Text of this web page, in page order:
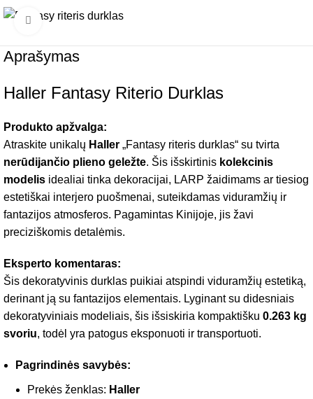
Click to enlarge
Aprašymas
Haller Fantasy Riterio Durklas
Produkto apžvalga:
Atraskite unikalų Haller „Fantasy riteris durklas“ su tvirta
nerūdijančio plieno geležte. Šis išskirtinis kolekcinis
modelis idealiai tinka dekoracijai, LARP žaidimams ar tiesiog
estetiškai interjero puošmenai, suteikdamas viduramžių ir
fantazijos atmosferos. Pagamintas Kinijoje, jis žavi
preciziškomis detalėmis.
Eksperto komentaras:
Šis dekoratyvinis durklas puikiai atspindi viduramžių estetiką,
derinant ją su fantazijos elementais. Lyginant su didesniais
dekoratyviniais modeliais, šis išsiskiria kompaktišku 0.263 kg
svoriu, todėl yra patogus eksponuoti ir transportuoti.
Pagrindinės savybės:
Prekės ženklas: Haller